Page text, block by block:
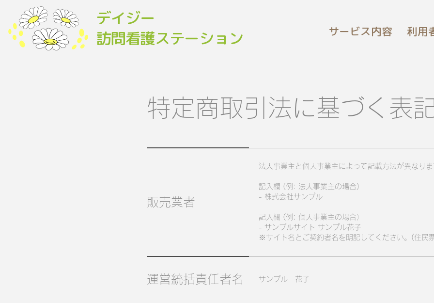
デイジー
​訪問看護ステーション
サービス内容 利用
特定商取引法に基づく表
販売業者
法人事業主と個人事業主によって記載方法が異なり
記入欄 (例: 法人事業主の場合)
- 株式会社サンプル
記入欄 (例: 個人事業主の場合）
- サンプルサイト サンプル花子
※サイト名とご契約者名を明記してください。(住民
運営統括責任者名 サンプル 花子